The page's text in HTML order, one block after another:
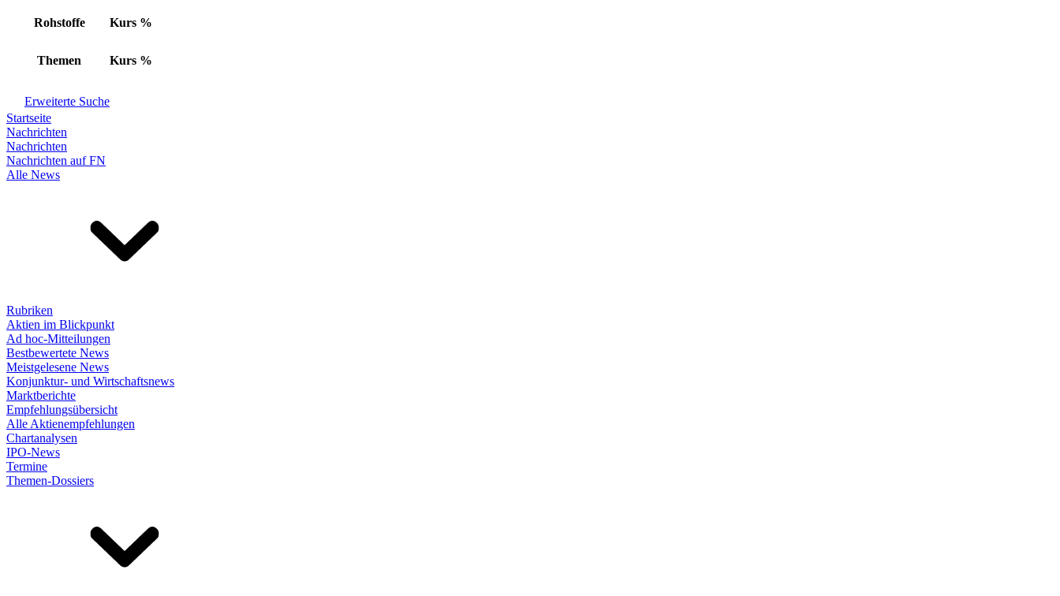
Rohstoffe Kurs %
Themen Kurs %
Erweiterte Suche
Startseite
Nachrichten
Nachrichten
Nachrichten auf FN
Alle News
Rubriken
Aktien im Blickpunkt
Ad hoc-Mitteilungen
Bestbewertete News
Meistgelesene News
Konjunktur- und Wirtschaftsnews
Marktberichte
Empfehlungsübersicht
Alle Aktienempfehlungen
Chartanalysen
IPO-News
Termine
Themen-Dossiers